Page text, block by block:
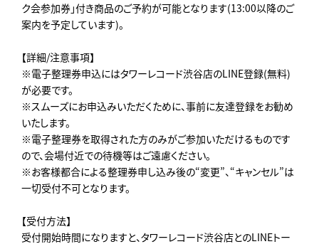
ク会参加券」付き商品のご予約が可能となります(13:00以降のご
案内を予定しています)。
【詳細/注意事項】
※電子整理券申込にはタワーレコード渋谷店のLINE登録(無料)
が必要です。
※スムーズにお申込みいただくために、事前に友達登録をお勧め
いたします。
※電子整理券を取得された方のみがご参加いただけるものです
ので、会場付近での待機等はご遠慮ください。
※お客様都合による整理券申し込み後の“変更”、“キャンセル”は
一切受付不可となります。
【受付方法】
受付開始時間になりますと、タワーレコード渋谷店とのLINEトー